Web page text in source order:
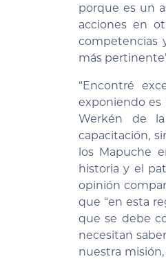
porque es un
acciones en
competencias
más
“Encontré
exponiendo es
Werkén de
capacitación,
los Mapuche
historia y el
opinión
que “en esta
que se debe
necesitan
nuestra